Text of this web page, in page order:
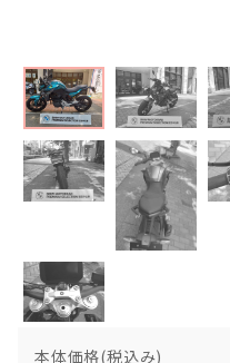
本体価格(税込み)